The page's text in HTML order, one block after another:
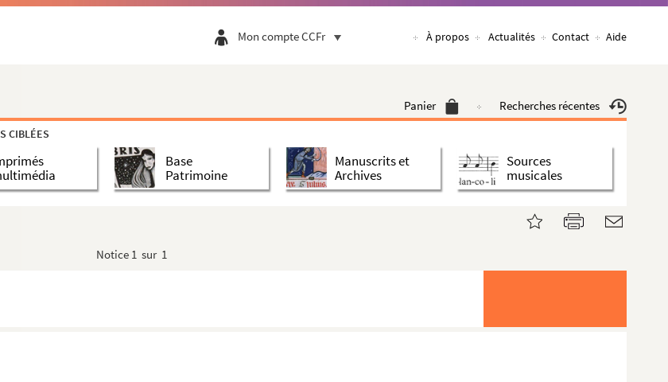
Mon compte CCFr À propos Actualités Contact Aide
Panier Recherches récentes
CIBLÉES
Base
Patrimoine
Manuscrits et
Archives
Sources
musicales
Notice 1 sur 1